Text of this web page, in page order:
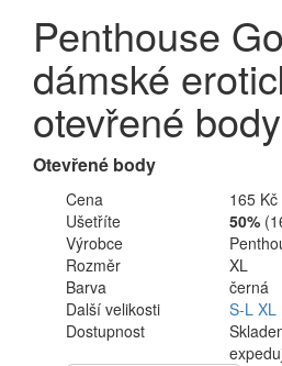
Penthouse
dámské
otevřené body
Otevřené body
Cena
165 Kč
Ušetříte
50%
Výrobce
Rozměr
XL
Barva
černá
Další velikosti
S-L XL
Dostupnost